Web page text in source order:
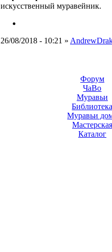
искусственный муравейник.
26/08/2018 - 10:21 »
Форум
ЧаВо
Муравьи
Муравьи
Мастерская
Каталог